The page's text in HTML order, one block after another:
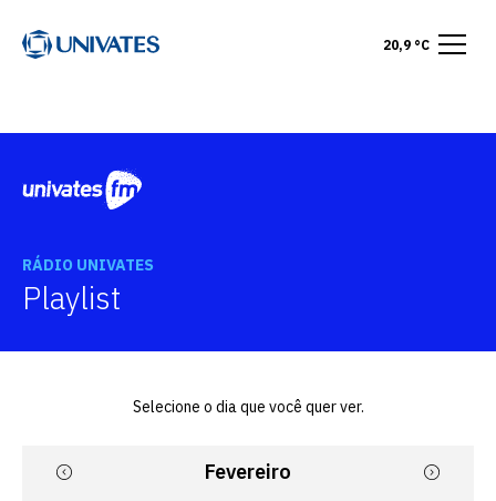
20,9 °C
RÁDIO UNIVATES
Playlist
Selecione o dia que você quer ver.
Fevereiro